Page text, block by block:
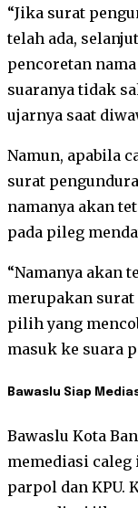
“Jika surat
telah ada,
pencoretan
suaranya tidak
ujarnya saat
Namun, apabila
surat
namanya akan
pada pileg
“Namanya akan
merupakan surat
pilih yang
masuk ke suara
Bawaslu Siap
Bawaslu Kota
memediasi
parpol dan KPU.